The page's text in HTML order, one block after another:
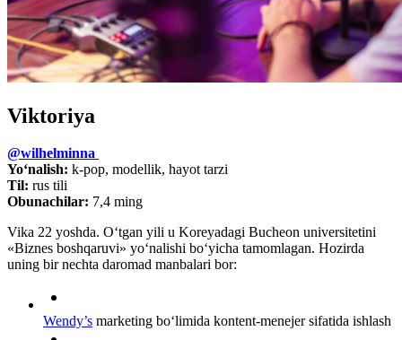
Viktoriya
@wilhelminna
Yo‘nalish: k-pop, modellik, hayot tarzi
Til: rus tili
Obunachilar: 7,4 ming
Vika 22 yoshda. O‘tgan yili u Koreyadagi Bucheon universitetini
«Biznes boshqaruvi» yo‘nalishi bo‘yicha tamomlagan. Hozirda
uning bir nechta daromad manbalari bor:
Wendy’s marketing bo‘limida kontent-menejer sifatida ishlash